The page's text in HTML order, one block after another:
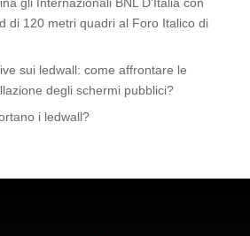
di 120 metri quadri al Foro Italico di
sui ledwall: come affrontare le
degli schermi pubblici?
i ledwall?